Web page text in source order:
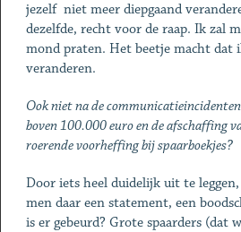
jezelf niet meer diepgaand
dezelfde, recht voor de raap. Ik zal
mond praten. Het beetje macht dat
veranderen.
Ook niet na de
boven 100.000 euro en de afschaffing
roerende voorheffing bij spaarboekjes?
Door iets heel duidelijk uit te
men daar een statement, een
is er gebeurd? Grote spaarders (dat